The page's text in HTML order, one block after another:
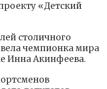
«Детский
столичного
чемпионка мира
Инна Акинфеева.